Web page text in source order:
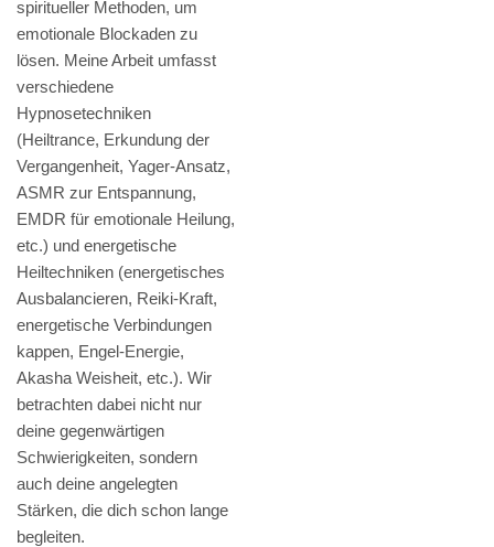
spiritueller Methoden, um
emotionale Blockaden zu
lösen. Meine Arbeit umfasst
verschiedene
Hypnosetechniken
(Heiltrance, Erkundung der
Vergangenheit, Yager-Ansatz,
ASMR zur Entspannung,
EMDR für emotionale Heilung,
etc.) und energetische
Heiltechniken (energetisches
Ausbalancieren, Reiki-Kraft,
energetische Verbindungen
kappen, Engel-Energie,
Akasha Weisheit, etc.). Wir
betrachten dabei nicht nur
deine gegenwärtigen
Schwierigkeiten, sondern
auch deine angelegten
Stärken, die dich schon lange
begleiten.